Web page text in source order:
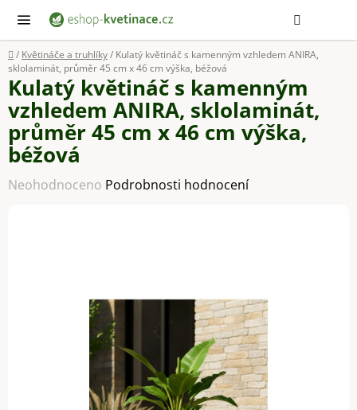
obsah
Domů
/ Květináče a truhlíky/ Kulatý květináč s kamenným vzhledem ANIRA,
sklolaminát, průměr 45 cm x 46 cm výška, béžová
Kulatý květináč s kamenným
vzhledem ANIRA, sklolaminát,
průměr 45 cm x 46 cm výška,
béžová
Průměrné
Neohodnoceno Podrobnosti hodnocení